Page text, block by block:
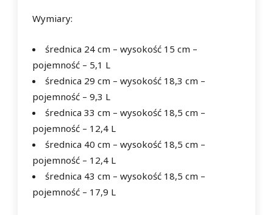
Wymiary:
średnica 24 cm – wysokość 15 cm –
pojemność – 5,1 L
średnica 29 cm – wysokość 18,3 cm –
pojemność – 9,3 L
średnica 33 cm – wysokość 18,5 cm –
pojemność – 12,4 L
średnica 40 cm – wysokość 18,5 cm –
pojemność – 12,4 L
średnica 43 cm – wysokość 18,5 cm –
pojemność – 17,9 L